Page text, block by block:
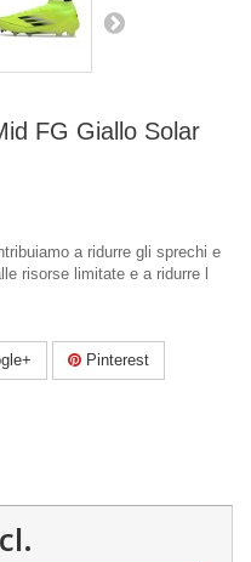
FG Giallo Solar
a ridurre gli sprechi e
risorse limitate e a ridurre l
Pinterest